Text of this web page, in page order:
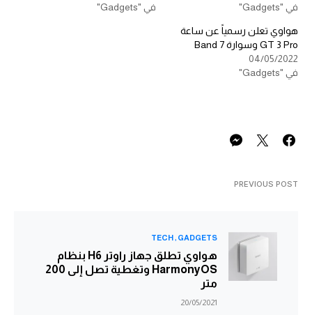
في "Gadgets"
في "Gadgets"
هواوي تعلن رسمياً عن ساعة
GT 3 Pro وسوارة Band 7
04/05/2022
في "Gadgets"
PREVIOUS POST
GADGETS
TECH
هواوي تطلق جهاز راوتر H6 بنظام
HarmonyOS وتغطية تصل إلى 200
متر
20/05/2021